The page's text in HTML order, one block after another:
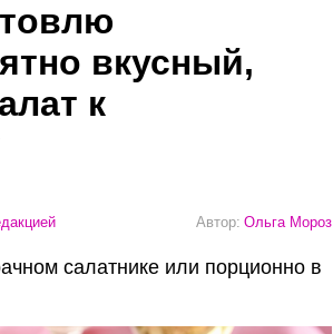
вкусный,
к
Автор: Ольга Мороз
салатнике или порционно в